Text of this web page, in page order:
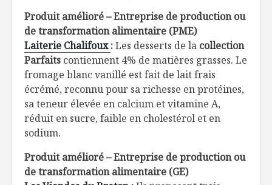
Produit amélioré – Entreprise de production ou
de transformation alimentaire (PME)
Laiterie Chalifoux:Les desserts de la collection
Parfaits contiennent 4% de matières grasses. Le
fromage blanc vanillé est fait de lait frais
écrémé, reconnu pour sa richesse en protéines,
sa teneur élevée en calcium et vitamine A,
réduit en sucre, faible en cholestérol et en
sodium.
Produit amélioré – Entreprise de production ou
de transformation alimentaire (GE)